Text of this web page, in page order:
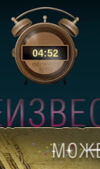
04:52